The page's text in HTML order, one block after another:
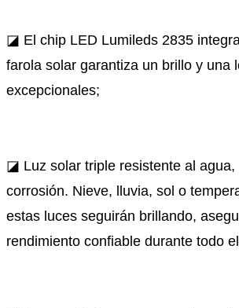
◪ El chip LED Lumileds 2835
farola solar garantiza un brillo y una
excepcionales;
◪ Luz solar triple resistente al agua,
corrosión. Nieve, lluvia, sol o
estas luces seguirán brillando,
rendimiento confiable durante todo